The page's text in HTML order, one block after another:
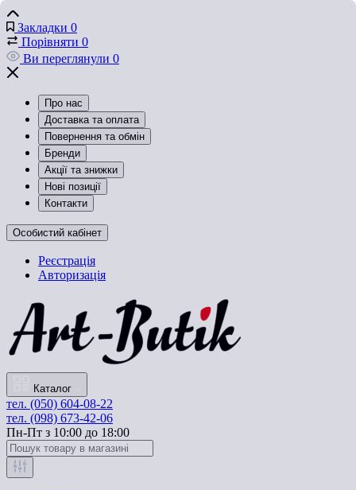
Закладки 0
Порівняти 0
Ви переглянули 0
Про нас
Доставка та оплата
Повернення та обмін
Бренди
Акції та знижки
Нові позиції
Контакти
Особистий кабінет
Реєстрація
Авторизація
Каталог
тел. (050) 604-08-22
тел. (098) 673-42-06
Пн-Пт з 10:00 до 18:00